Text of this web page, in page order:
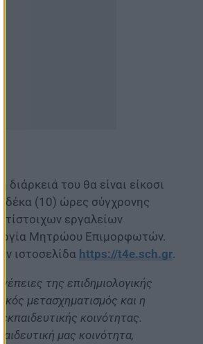
του θα είναι είκοσι
δέκα (10) ώρες σύγχρονης
εργαλείων
Μητρώου Επιμορφωτών.
ιστοσελίδα https://t4e.sch.gr.
της επιδημιολογικής
μετασχηματισμός και η
κοινότητας.
μας κοινότητα,